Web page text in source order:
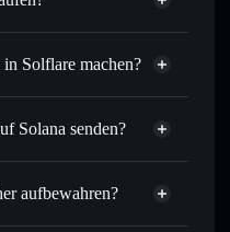
Solflare machen?
gegen SOL, USDC oder
Trades zu deinem
Solana senden?
Privacy
aufbewahren?